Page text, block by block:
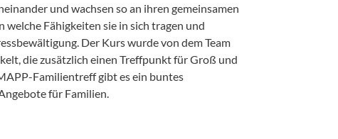
und wachsen so an ihren gemeinsamen
welche Fähigkeiten sie in sich tragen und
Der Kurs wurde von dem Team
die zusätzlich einen Treffpunkt für Groß und
Familientreff gibt es ein buntes
für Familien.